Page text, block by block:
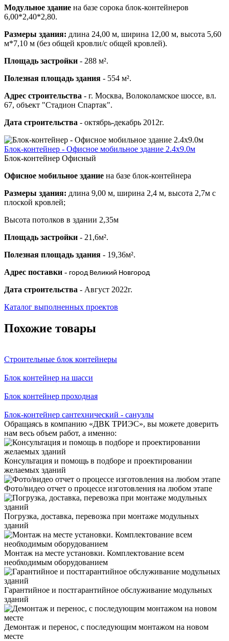
Модульное здание на базе сорока блок-контейнеров
6,00*2,40*2,80.
Размеры здания: длина 24,00 м, ширина 12,00 м, высота 5,60
м*7,10 м (без общей кровли/с общей кровлей).
Площадь застройки - 288 м².
Полезная площадь здания - 554 м².
Адрес строительства - г. Москва, Волоколамское шоссе, вл.
67, объект "Стадион Спартак".
Дата строительства - октябрь-декабрь 2012г.
Блок-контейнер - Офисное мобильное здание 2.4х9.0м
Блок-контейнер Офисный
Офисное мобильное здание на базе блок-контейнера
Размеры здания: длина 9,00 м, ширина 2,4 м, высота 2,7м с
плоской кровлей;
Высота потолков в здании 2,35м
Площадь застройки - 21,6м².
Полезная площадь здания - 19,36м².
Адрес поставки - город Великий Новгород
Дата строительства - Август 2022г.
Каталог выполненных проектов
Похожие товары
Строительные блок контейнеры
Блок контейнер на шасси
Блок контейнер проходная
Блок-контейнер сантехнический - санузлы
Обращаясь в компанию «ДВК ТРИЭС», вы можете доверить
нам весь объем работ, а именно:
Консультация и помощь в подборе и проектировании
желаемых зданий
Фото/видео отчет о процессе изготовления на любом этапе
Погрузка, доставка, перевозка при монтаже модульных
зданий
Монтаж на месте установки. Комплектование всем
необходимым оборудованием
Гарантийное и постгарантийное обслуживание модульных
зданий
Демонтаж и перенос, с последующим монтажом на новом
месте